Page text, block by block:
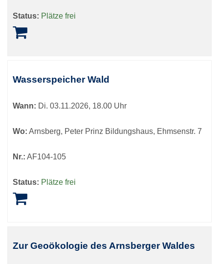
Status: Plätze frei
Wasserspeicher Wald
Wann: Di. 03.11.2026, 18.00 Uhr
Wo: Arnsberg, Peter Prinz Bildungshaus, Ehmsenstr. 7
Nr.: AF104-105
Status: Plätze frei
Zur Geoökologie des Arnsberger Waldes